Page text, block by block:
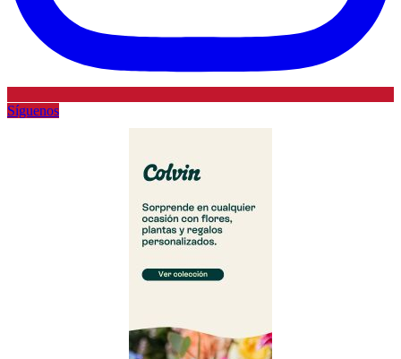
Síguenos